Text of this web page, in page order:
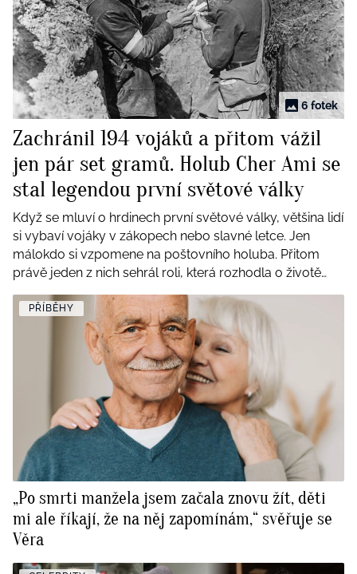
Tvoření
Rady a tipy
BurdaMedia
Extra
SVĚT ŽENY - 599 KČ
ROČNÍ PŘEDPLATNÉ SVĚT ŽENY +
SADA PRODUKTŮ MANA (10 ks)
6 fotek
Zachránil 194 vojáků a přitom vážil
jen pár set gramů. Holub Cher Ami se
stal legendou první světové války
Když se mluví o hrdinech první světové války, většina lidí
si vybaví vojáky v zákopech nebo slavné letce. Jen
málokdo si vzpomene na poštovního holuba. Přitom
právě jeden z nich sehrál roli, která rozhodla o životě
téměř dvou stovek amerických vojáků. Jmenoval se
Cher Ami.
PŘÍBĚHY
„Po smrti manžela jsem začala znovu žít, děti
mi ale říkají, že na něj zapomínám,“ svěřuje se
Věra